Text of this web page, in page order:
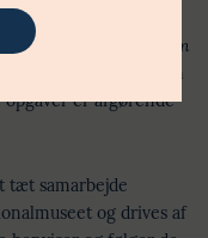
er virkelig vigtige
selv og på, at de kan
netop kombinationen
er afgørende
tæt samarbejde
og drives af